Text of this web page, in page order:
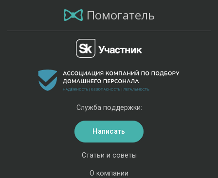
Помогатель
Статьи и советы
О компании
Служба поддержки:
Написать